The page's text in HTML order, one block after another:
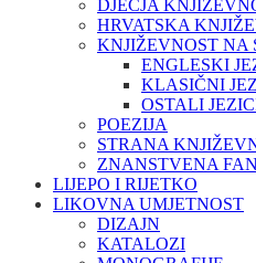
DJEČJA
HRVATSKA
KNJIŽEVNOST NA
ENGLESKI
KLASIČNI
OSTALI
POEZIJA
STRANA
ZNANSTVENA
LIJEPO I RIJETKO
LIKOVNA UMJETNOST
DIZAJN
KATALOZI